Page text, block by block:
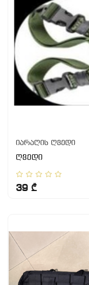
იარაღის ღვედი
ღვედი
39 ₾